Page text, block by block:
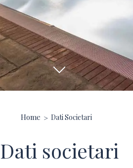
Home Dati Societari
Dati societari